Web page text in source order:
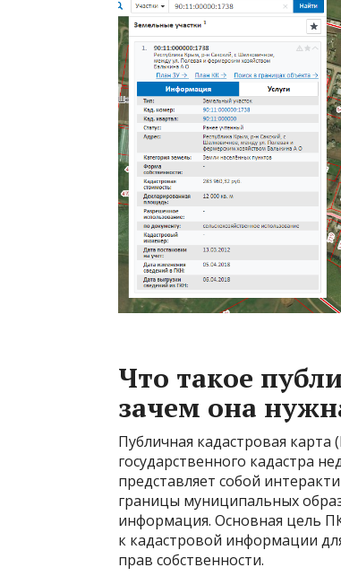
Что такое
зачем она
Публичная кадастровая
государственного кадастра
представляет собой
границы муниципальных
информация. Основная цель
к кадастровой информации
прав собственности.